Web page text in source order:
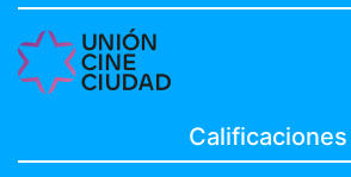
Calificaciones